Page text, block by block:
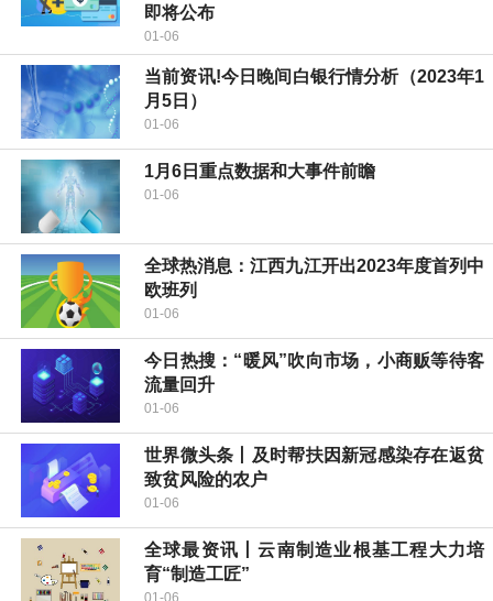
即将公布
01-06
当前资讯!今日晚间白银行情分析（2023年1
月5日）
01-06
1月6日重点数据和大事件前瞻
01-06
全球热消息：江西九江开出2023年度首列中
欧班列
01-06
今日热搜：“暖风”吹向市场，小商贩等待客
流量回升
01-06
世界微头条丨及时帮扶因新冠感染存在返贫
致贫风险的农户
01-06
全球最资讯丨云南制造业根基工程大力培
育“制造工匠”